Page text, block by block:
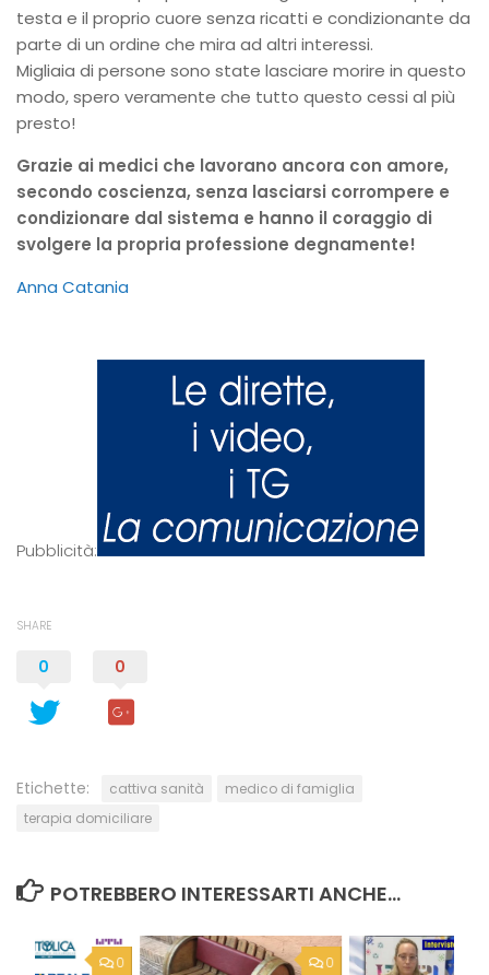
testa e il proprio cuore senza ricatti e condizionante da
parte di un ordine che mira ad altri interessi.
Migliaia di persone sono state lasciare morire in questo
modo, spero veramente che tutto questo cessi al più
presto!
Grazie ai medici che lavorano ancora con amore,
secondo coscienza, senza lasciarsi corrompere e
condizionare dal sistema e hanno il coraggio di
svolgere la propria professione degnamente!
Anna Catania
Pubblicità:
SHARE
0 0
Etichette: cattiva sanità
medico di famiglia
terapia domiciliare
POTREBBERO INTERESSARTI ANCHE...
0
0